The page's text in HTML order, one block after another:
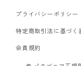
スウェットシャツ・フー
ボードショーツ
プライバシーポリシー
特定商取引法に基づく
会員規約